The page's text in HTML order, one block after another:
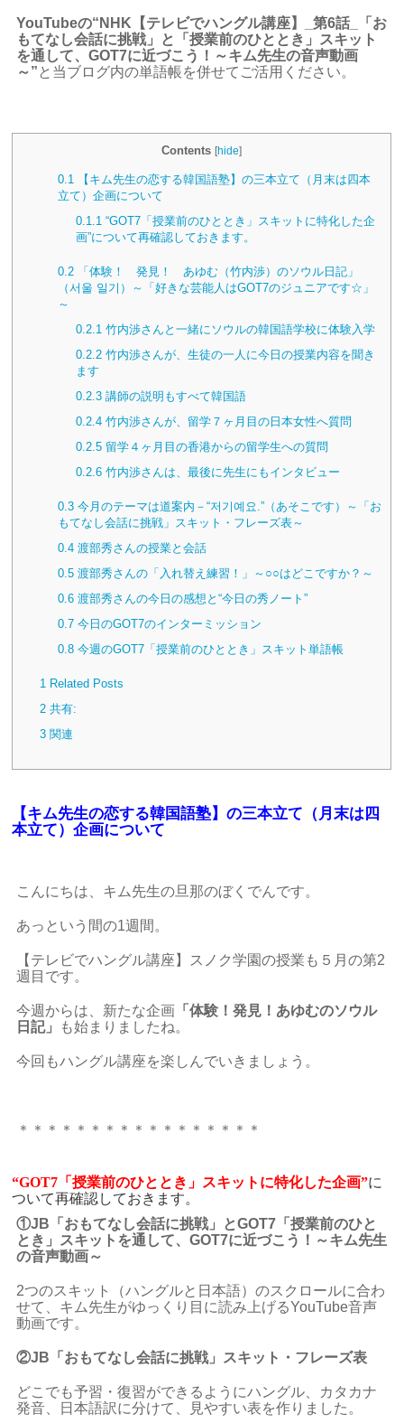
YouTubeの“NHK【テレビでハングル講座】_第6話_「お
もてなし会話に挑戦」と「授業前のひととき」スキット
を通して、GOT7に近づこう！～キム先生の音声動画
～” と当ブログ内の単語帳を併せてご活用ください。
Contents [hide]
0.1
【キム先生の恋する韓国語塾】の三本立て（月末は四本
立て）企画について
0.1.1 “GOT7「授業前のひととき」スキットに特化した企
画”について再確認しておきます。
0.2 「体験！ 発見！ あゆむ（竹内渉）のソウル日記」
（서울 일기）～「好きな芸能人はGOT7のジュニアです☆」
～
0.2.1 竹内渉さんと一緒にソウルの韓国語学校に体験入学
0.2.2 竹内渉さんが、生徒の一人に今日の授業内容を聞き
ます
0.2.3 講師の説明もすべて韓国語
0.2.4 竹内渉さんが、留学７ヶ月目の日本女性へ質問
0.2.5 留学４ヶ月目の香港からの留学生への質問
0.2.6 竹内渉さんは、最後に先生にもインタビュー
0.3 今月のテーマは道案内－“저기예요.”（あそこです）～「お
もてなし会話に挑戦」スキット・フレーズ表～
0.4 渡部秀さんの授業と会話
0.5 渡部秀さんの「入れ替え練習！」～○○はどこですか？～
0.6 渡部秀さんの今日の感想と“今日の秀ノート”
0.7 今日のGOT7のインターミッション
0.8 今週のGOT7「授業前のひととき」スキット単語帳
1 Related Posts
2 共有:
3 関連
【キム先生の恋する韓国語塾】の三本立て（月末は四
本立て）企画について
こんにちは、キム先生の旦那のぼくでんです。
あっという間の1週間。
【テレビでハングル講座】スノク学園の授業も５月の第2
週目です。
今週からは、新たな企画 「体験！発見！あゆむのソウル
日記」
も始まりましたね。
今回もハングル講座を楽しんでいきましょう。
＊＊＊＊＊＊＊＊＊＊＊＊＊＊＊＊＊
“GOT7「授業前のひととき」スキットに特化した企画”に
ついて再確認しておきます。
①JB 「おもてなし会話に挑戦」とGOT7 「授業前のひと
とき」スキットを通して、GOT7に近づこう！～キム先生
の音声動画～
2つのスキット（ハングルと日本語）のスクロールに合わ
せて、キム先生がゆっくり目に読み上げるYouTube音声
動画です。
②JB「おもてなし会話に挑戦」スキット・フレーズ表
どこでも予習・復習ができるようにハングル、カタカナ
発音、日本語訳に分けて、見やすい表を作りました。